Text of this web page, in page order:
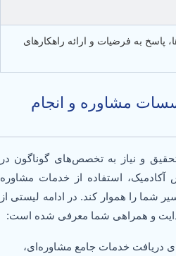
پاسخ به فرضیات و ارائه راهکارهای
مشاوره و انجام
و نیاز به تخصص‌های گوناگون در
آکادمیک، استفاده از خدمات مشاوره
شما را هموار کند. در ادامه لیستی از
و همراهی شما معرفی شده است:
دریافت خدمات جامع مشاوره‌ای،